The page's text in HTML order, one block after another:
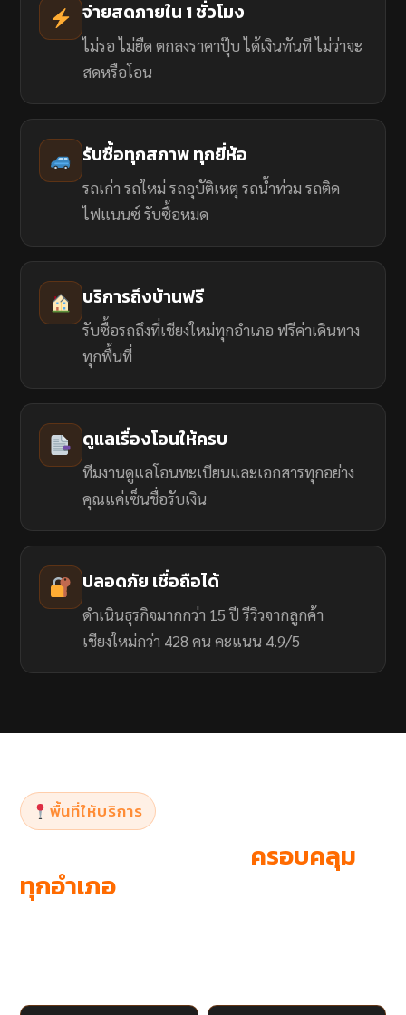
จ่ายสดภายใน 1 ชั่วโมง
ไม่รอ ไม่ยืด ตกลงราคาปุ๊บ ได้เงินทันที ไม่ว่าจะ
สดหรือโอน
รับซื้อทุกสภาพ ทุกยี่ห้อ
รถเก่า รถใหม่ รถอุบัติเหตุ รถน้ำท่วม รถติด
ไฟแนนซ์ รับซื้อหมด
บริการถึงบ้านฟรี
รับซื้อรถถึงที่เชียงใหม่ทุกอำเภอ ฟรีค่าเดินทาง
ทุกพื้นที่
ดูแลเรื่องโอนให้ครบ
ทีมงานดูแลโอนทะเบียนและเอกสารทุกอย่าง
คุณแค่เซ็นชื่อรับเงิน
ปลอดภัย เชื่อถือได้
ดำเนินธุรกิจมากกว่า 15 ปี รีวิวจากลูกค้า
เชียงใหม่กว่า 428 คน คะแนน 4.9/5
พื้นที่ให้บริการ
ครอบคลุม
ทุกอำเภอ